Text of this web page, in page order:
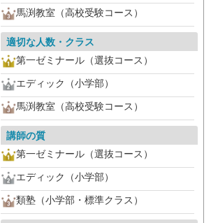
馬渕教室（高校受験コース）
適切な人数・クラス
第一ゼミナール（選抜コース）
エディック（小学部）
馬渕教室（高校受験コース）
講師の質
第一ゼミナール（選抜コース）
エディック（小学部）
類塾（小学部・標準クラス）